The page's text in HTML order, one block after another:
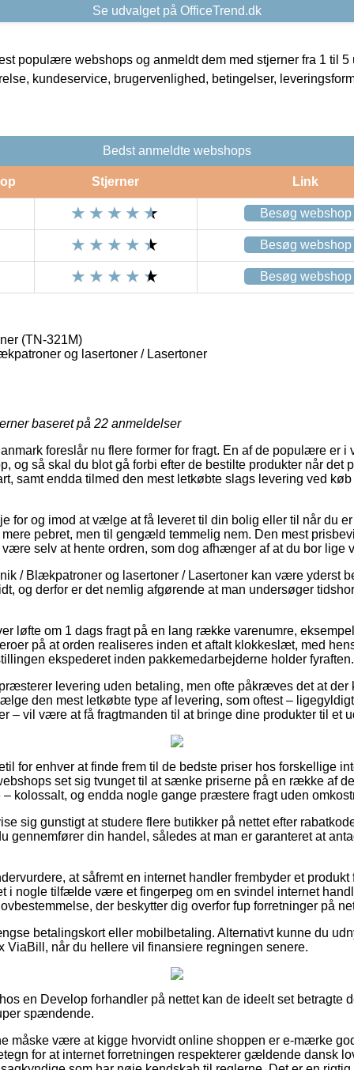
Se udvalget på OfficeTrend.dk
populære webshops og anmeldt dem med stjerner fra 1 til 5
kundeservice, brugervenlighed, betingelser,
Bedst anmeldte webshops
Stjerner Link
Besøg webshop
Besøg webshop
Besøg webshop
(TN-321M)
og lasertoner / Lasertoner
baseret på 22 anmeldelser
foreslår nu flere former for fragt. En af de populære er i
og så skal du blot gå forbi efter de bestilte produkter når det
samt endda tilmed den mest letkøbte slags levering ved
for og imod at vælge at få leveret til din bolig eller til når du
pebret, men til gengæld temmelig nem. Den mest
selv at hente ordren, som dog afhænger af at du bor lige
/ Blækpatroner og lasertoner / Lasertoner kan være yderst
og derfor er det nemlig afgørende at man undersøger
løfte om 1 dags fragt på en lang række varenumre,
på at orden realiseres inden et aftalt klokkeslæt, med
ekspederet inden pakkemedarbejderne holder fyraften.
levering uden betaling, men ofte påkræves det at der
den mest letkøbte type af levering, som oftest –
– vil være at få fragtmanden til at bringe dine produkter til et
for enhver at finde frem til de bedste priser hos forskellige
set sig tvunget til at sænke priserne på en række af
kolossalt, og endda nogle gange præstere fragt uden
sig gunstigt at studere flere butikker på nettet efter
gennemfører din handel, således at man er garanteret at
at såfremt en internet handler frembyder et produkt
i nogle tilfælde være et fingerpeg om en svindel internet
der beskytter dig overfor fup forretninger på
betalingskort eller mobilbetaling. Alternativt kunne du
ViaBill, når du hellere vil finansiere regningen senere.
en Develop forhandler på nettet kan de ideelt set betragte
spændende.
måske være at kigge hvorvidt online shoppen er e-mærke
for at internet forretningen respekterer gældende dansk